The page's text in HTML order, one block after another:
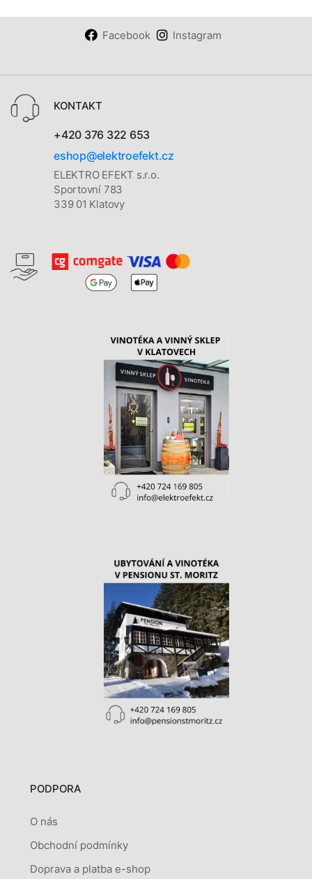
Facebook Instagram
KONTAKT
+420 376 322 653
eshop@elektroefekt.cz
ELEKTRO EFEKT s.r.o.
Sportovní 783
339 01 Klatovy
PODPORA
O nás
Obchodní podmínky
Doprava a platba e-shop